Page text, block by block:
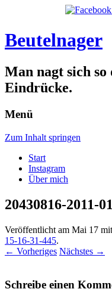
Beutelnager
Man nagt sich
Eindrücke.
Menü
Zum Inhalt springen
Start
Instagram
Über mich
20430816-2011-
Veröffentlicht am Mai 17 mit
15-16-31-445.
← Vorheriges Nächstes →
Schreibe einen